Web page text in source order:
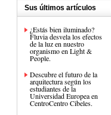
Sus últimos artículos
¿Estás bien iluminado?
Fluvia desvela los efectos
de la luz en nuestro
organismo en Light &
People.
Descubre el futuro de la
arquitectura según los
estudiantes de la
Universidad Europea en
CentroCentro Cibeles.